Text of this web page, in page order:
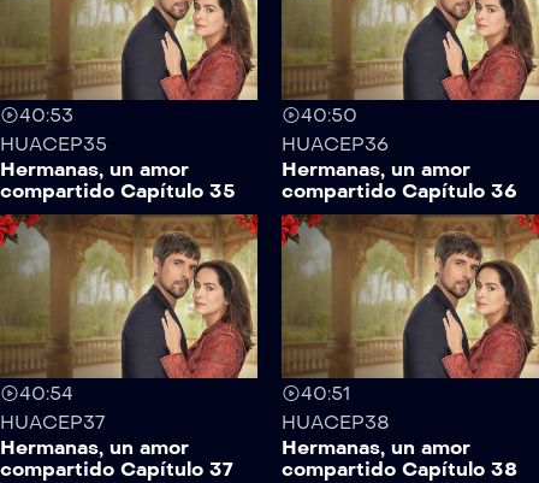
40:53
HUACEP35
Hermanas, un amor
compartido Capítulo 35
40:50
HUACEP36
Hermanas, un amor
compartido Capítulo 36
40:54
HUACEP37
Hermanas, un amor
compartido Capítulo 37
40:51
HUACEP38
Hermanas, un amor
compartido Capítulo 38